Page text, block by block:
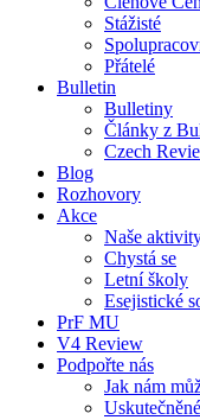
Stážisté
Přátelé
Bulletin
Bulletiny
Články z
Czech
Blog
Rozhovory
Akce
Naše
Chystá se
Letní školy
Esejistické
PrF MU
V4 Review
Podpořte nás
Jak nám